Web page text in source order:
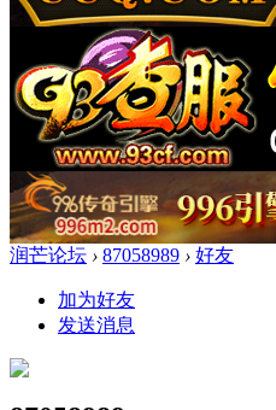
润芒论坛 › 87058989 › 好友
加为好友
发送消息